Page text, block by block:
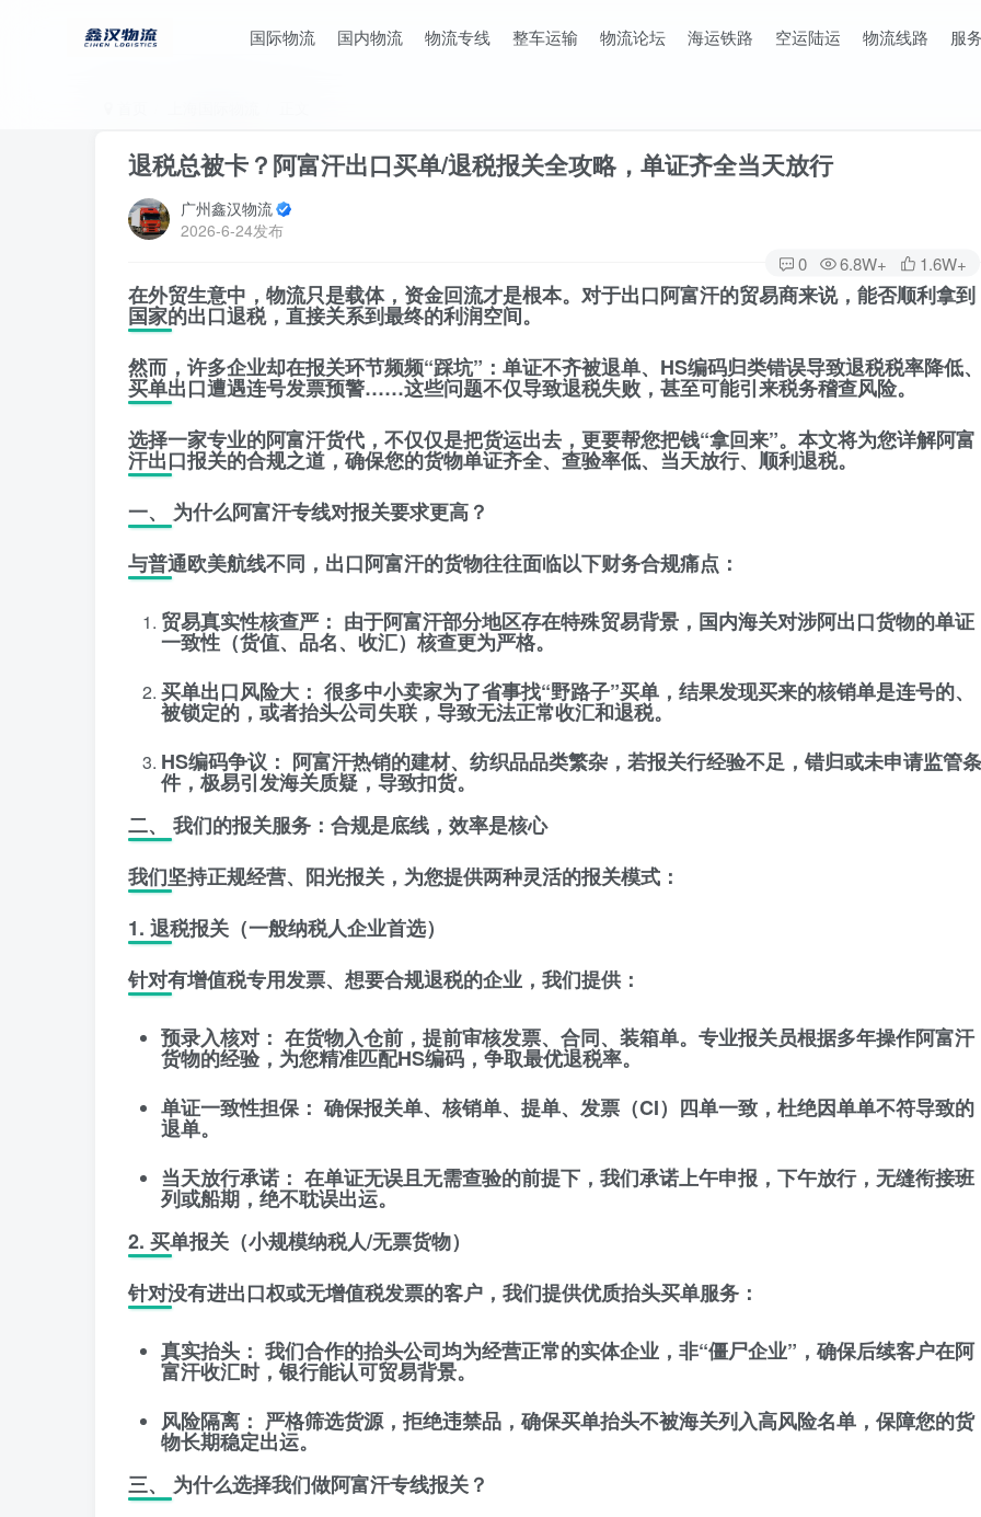
国际物流 国内物流 物流专线 整车运输 物流论坛 海运铁路 空运陆运 物流线路 服
退税总被卡？阿富汗出口买单/退税报关全攻略，单证齐全当天放行
广州鑫汉物流
2026-6-24发布
0 6.8W+ 1.6W+
在外贸生意中，物流只是载体， 资金回流才是根本。对于出口阿富汗的贸易商来说，能否顺利拿到
国家的出口退税，直接关系到最终的利润空间。
然而，许多企业却在报关环节频频“踩坑”：单证不齐被退单、HS编码归类错误导致退税税率降低
买单出口遭遇连号发票预警……这些问题不仅导致退税失败，甚至可能引来税务稽查风险。
选择一家专业的阿富汗货代，不仅仅是把货运出去，更要帮您把钱“拿回来”。本文将为您详解阿富
汗出口报关的合规之道，确保您的货物单证齐全、查验率低、当天放行、顺利退税。
一、 为什么阿富汗专线对报关要求更高？
与普通欧美航线不同，出口阿富汗的货物往往面临以下财务合规痛点：
贸易真实性核查严： 由于阿富汗部分地区存在特殊贸易背景，国内海关对涉阿出口货物的单证
一致性（货值、品名、收汇）核查更为严格。
买单出口风险大： 很多中小卖家为了省事找“野路子”买单，结果发现买来的核销单是连号的、
被锁定的，或者抬头公司失联，导致无法正常收汇和退税。
HS编码争议： 阿富汗热销的建材、纺织品品类繁杂，若报关行经验不足，错归或未申请监管条
件，极易引发海关质疑，导致扣货。
二、 我们的报关服务：合规是底线，效率是核心
我们坚持正规经营、阳光报关 ，为您提供两种灵活的报关模式：
1. 退税报关（一般纳税人企业首选）
针对有增值税专用发票、想要合规退税的企业，我们提供：
预录入核对： 在货物入仓前，提前审核发票、合同、装箱单。专业报关员根据多年操作阿富汗
货物的经验，为您精准匹配HS编码，争取最优退税率。
单证一致性担保： 确保报关单、核销单、提单、发票（CI）四单一致，杜绝因单单不符导致的
退单。
当天放行承诺： 在单证无误且无需查验的前提下，我们承诺上午申报，下午放行，无缝衔接班
列或船期，绝不耽误出运。
2. 买单报关（小规模纳税人/无票货物）
针对没有进出口权或无增值税发票的客户，我们提供优质抬头买单服务 ：
真实抬头： 我们合作的抬头公司均为经营正常的实体企业，非“僵尸企业”，确保后续客户在阿
富汗收汇时，银行能认可贸易背景。
风险隔离： 严格筛选货源，拒绝违禁品，确保买单抬头不被海关列入高风险名单，保障您的货
物长期稳定出运。
三、 为什么选择我们做阿富汗专线报关？